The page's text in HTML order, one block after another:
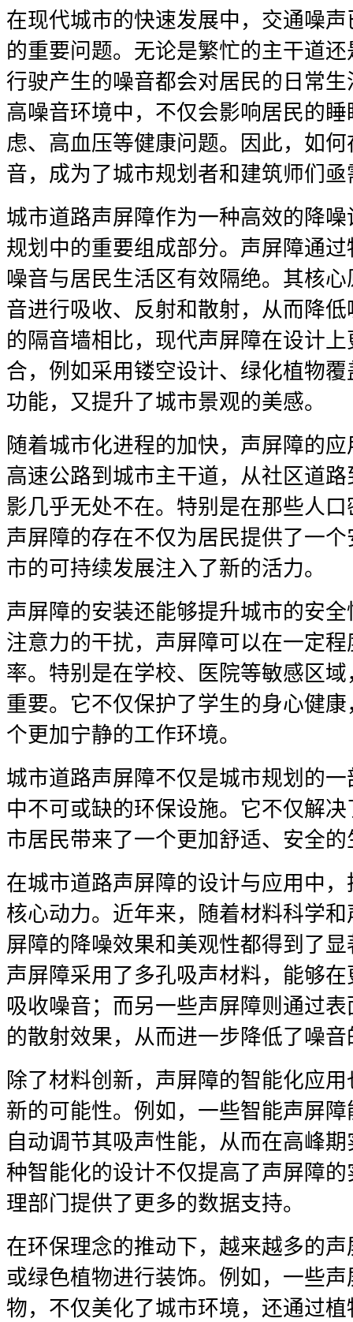
在现代城市的快速发展中，交通噪
的重要问题。无论是繁忙的主干道
行驶产生的噪音都会对居民的日常
高噪音环境中，不仅会影响居民的
虑、高血压等健康问题。因此，如
音，成为了城市规划者和建筑师们
城市道路声屏障作为一种高效的降
规划中的重要组成部分。声屏障通
噪音与居民生活区有效隔绝。其核
音进行吸收、反射和散射，从而降
的隔音墙相比，现代声屏障在设计
合，例如采用镂空设计、绿化植物
功能，又提升了城市景观的美感。
随着城市化进程的加快，声屏障的
高速公路到城市主干道，从社区道
影几乎无处不在。特别是在那些人
声屏障的存在不仅为居民提供了一
市的可持续发展注入了新的活力。
声屏障的安装还能够提升城市的安
注意力的干扰，声屏障可以在一定
率。特别是在学校、医院等敏感区
重要。它不仅保护了学生的身心健
个更加宁静的工作环境。
城市道路声屏障不仅是城市规划的
中不可或缺的环保设施。它不仅解
市居民带来了一个更加舒适、安全
在城市道路声屏障的设计与应用中
核心动力。近年来，随着材料科学
屏障的降噪效果和美观性都得到了
声屏障采用了多孔吸声材料，能够
吸收噪音；而另一些声屏障则通过
的散射效果，从而进一步降低了噪
除了材料创新，声屏障的智能化应
新的可能性。例如，一些智能声屏
自动调节其吸声性能，从而在高峰
种智能化的设计不仅提高了声屏障
理部门提供了更多的数据支持。
在环保理念的推动下，越来越多的
或绿色植物进行装饰。例如，一些
物，不仅美化了城市环境，还通过